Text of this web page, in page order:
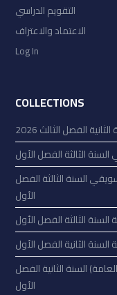
التقويم الدراسي
الاعتماد والاعتراف
Log In
COLLECTIONS
الفصل الثالث 2026
الثالثة الفصل الأول
السنة الثالثة الفصل
الأول
الثالثة الفصل الأول
الثانية الفصل الأول
السنة الثانية الفصل
الأول